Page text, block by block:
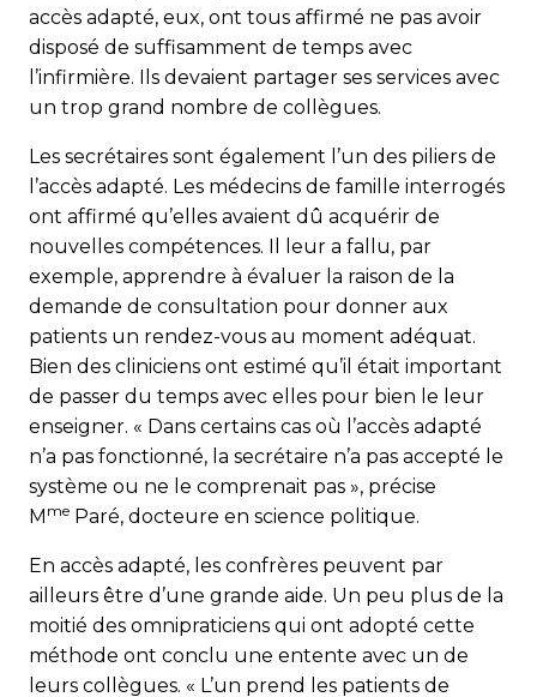
accès adapté, eux, ont tous affirmé ne pas avoir
disposé de suffisamment de temps avec
l’infirmière. Ils devaient partager ses services avec
un trop grand nombre de collègues.
Les secrétaires sont également l’un des piliers de
l’accès adapté. Les médecins de famille interrogés
ont affirmé qu’elles avaient dû acquérir de
nouvelles compétences. Il leur a fallu, par
exemple, apprendre à évaluer la raison de la
demande de consultation pour donner aux
patients un rendez-vous au moment adéquat.
Bien des cliniciens ont estimé qu’il était important
de passer du temps avec elles pour bien le leur
enseigner. « Dans certains cas où l’accès adapté
n’a pas fonctionné, la secrétaire n’a pas accepté le
système ou ne le comprenait pas », précise
M me Paré, docteure en science politique.
En accès adapté, les confrères peuvent par
ailleurs être d’une grande aide. Un peu plus de la
moitié des omnipraticiens qui ont adopté cette
méthode ont conclu une entente avec un de
leurs collègues. « L’un prend les patients de